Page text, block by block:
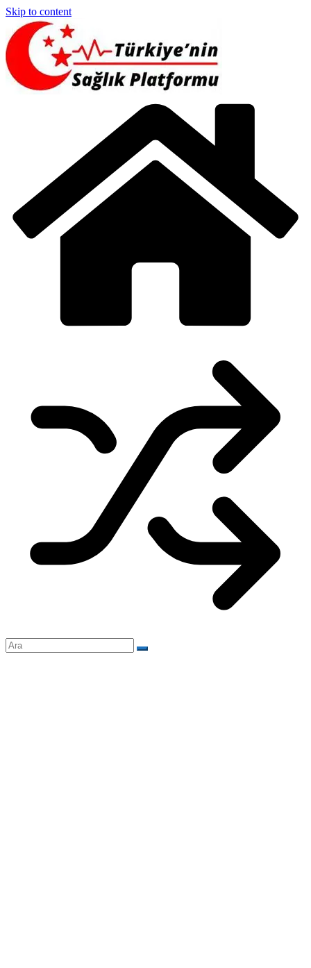
Skip to content